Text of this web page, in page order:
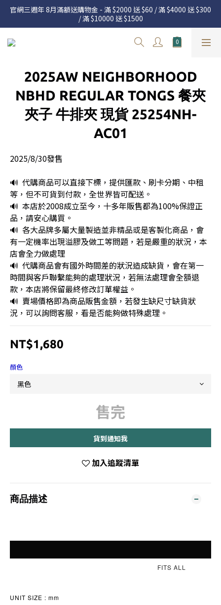
官網三週年 8月滿額送購物金 - 滿 $2000 送 $60 / 滿 $4000 送 $300
/ 滿 $10000 送 $1500
官網三週年 8月滿額送購物金 - 滿 $2000 送 $60 / 滿 $4000 送 $300
/ 滿 $10000 送 $1500
7.22 – 8.13 日本連線中，絕對讓你買到爆
度請詳閱公告
官網三週年 8月滿額送購物金 - 滿 $2000 送 $60 / 滿 $4000 送 $300
/ 滿 $10000 送 $1500
2025AW NEIGHBORHOOD
NBHD REGULAR TONGS 餐夾
夾子 牛排夾 現貨 25254NH-
AC01
2025/8/30發售
🔊  代購商品可以直接下標，提供匯款、刷卡分期、中租
等，但不可貨到付款，全世界皆可配送。
🔊  本店於2008成立至今，十多年販售都為100%保證正
品，請安心購買。
🔊  各大品牌多屬大量製造並非精品或是客製化商品，會
有一定機率出現溢膠及做工等問題，若是嚴重的狀況，本
店會全力做處理
🔊  代購商品會有國外時間差的狀況造成缺貨，會在第一
時間與客戶聯繫能夠的處理狀況，若無法處理會全額退
款，本店將保留最終修改訂單權益。
🔊  賣場價格即為商品販售金額，若發生缺尺寸缺貨狀
況，可以詢問客服，看是否能夠做特殊處理。
NT$1,680
顏色
售完
貨到通知我
加入追蹤清單
商品描述
FITS ALL
UNIT SIZE : mm